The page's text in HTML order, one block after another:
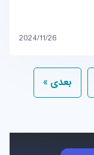
2024/11/26
بعدی »